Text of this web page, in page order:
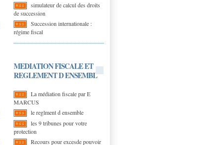
simulateur de calcul des droits
de succession
Succession internationale :
régime fiscal
MEDIATION FISCALE ET
REGLEMENT D ENSEMBL
La médiation fiscale par E
MARCUS
le reglment d ensemble
les 9 tribunes pour votre
protection
Recours pour excesde pouvoir